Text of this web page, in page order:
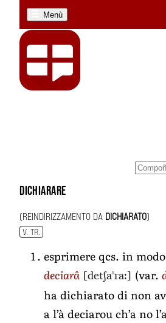
Menù
dichiarare
(REINDIRIZZAMENTO DA DICHIARATO)
V. TR.
esprimere qcs. in
deciarâ [detʃaˈraː] (var.
ha dichiarato di non
a l’à deciarou ch’a no